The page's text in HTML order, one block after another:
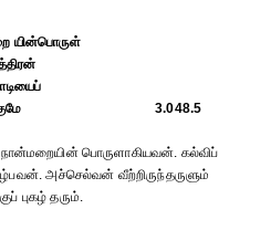
யின்பொருள்
3.048.5
பொருளாகியவன். கல்விப்
அச்செல்வன் வீற்றிருந்தருளும்
புகழ் தரும்.